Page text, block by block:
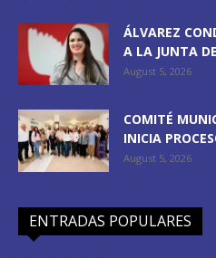
ÁLVAREZ
A LA JUNTA
August 5, 2026
COMITÉ
INICIA
August 5, 2026
ENTRADAS POPULARES